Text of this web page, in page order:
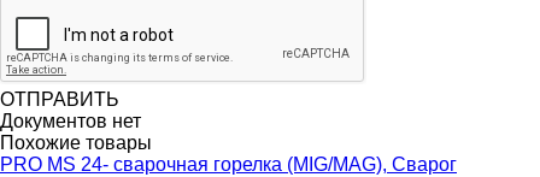
ОТПРАВИТЬ
Документов нет
Похожие товары
PRO MS 24- сварочная горелка (MIG/MAG), Сварог